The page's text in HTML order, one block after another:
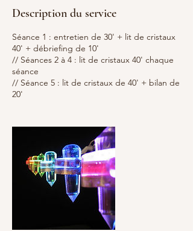
Description du service
Séance 1 : entretien de 30' + lit de cristaux
40' + débriefing de 10'
// Séances 2 à 4 : lit de cristaux 40' chaque
séance
// Séance 5 : lit de cristaux de 40' + bilan de
20'